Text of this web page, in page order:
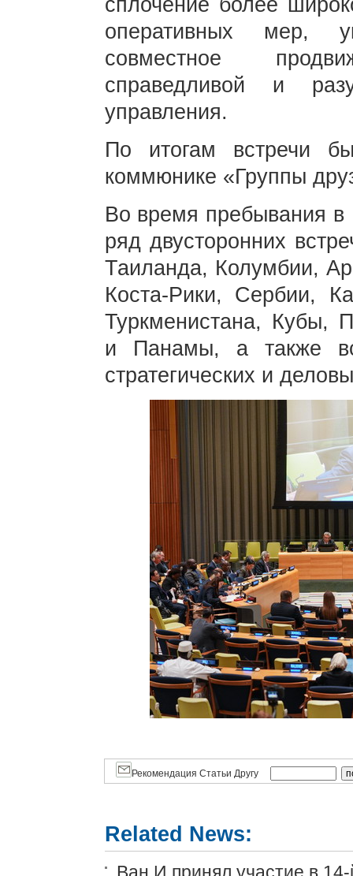
сплочение более
оперативных мер,
совместное
справедливой и
управления.
По итогам встречи
коммюнике «Группы
Во время пребывания
ряд двусторонних
Таиланда, Колумбии,
Коста-Рики, Сербии,
Туркменистана, Кубы,
и Панамы, а также
стратегических и
Рекомендация Статьи Другу
Related News: